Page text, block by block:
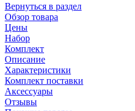
Вернуться в раздел
Обзор товара
Цены
Набор
Комплект
Описание
Характеристики
Комплект поставки
Аксессуары
Отзывы